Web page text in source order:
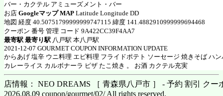
バー・カクテル アミューズメント・バー
お店 Googleマップ MAP Latitude Longitude DD
地図 経度 40.50751799999999747115 緯度 141.4882910999999694468
クーポン 番号 管理 コード 9A422CC39F4AA7
最寄駅 最寄り駅 八戸駅 本八戸駅
2021-12-07 GOURMET COUPON INFORMATION UPDATE
からあげ 塩辛 ウニ料理 エビ料理 フライドポテト ソーセージ 焼きそば ハ
カレーライス カルボナーラ ピザ たこ焼き 。 お酒 カクテル充実
店情報： NEO DREAMS ［ 青森県八戸市 ］ - 予約 割引 クー
2026.08.09 coupon/gourmet/02/ All rights reserved.